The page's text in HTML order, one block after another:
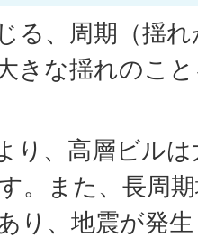
る、周期（揺
きな揺れのこ
り、高層ビル
。また、長周
り、地震が発